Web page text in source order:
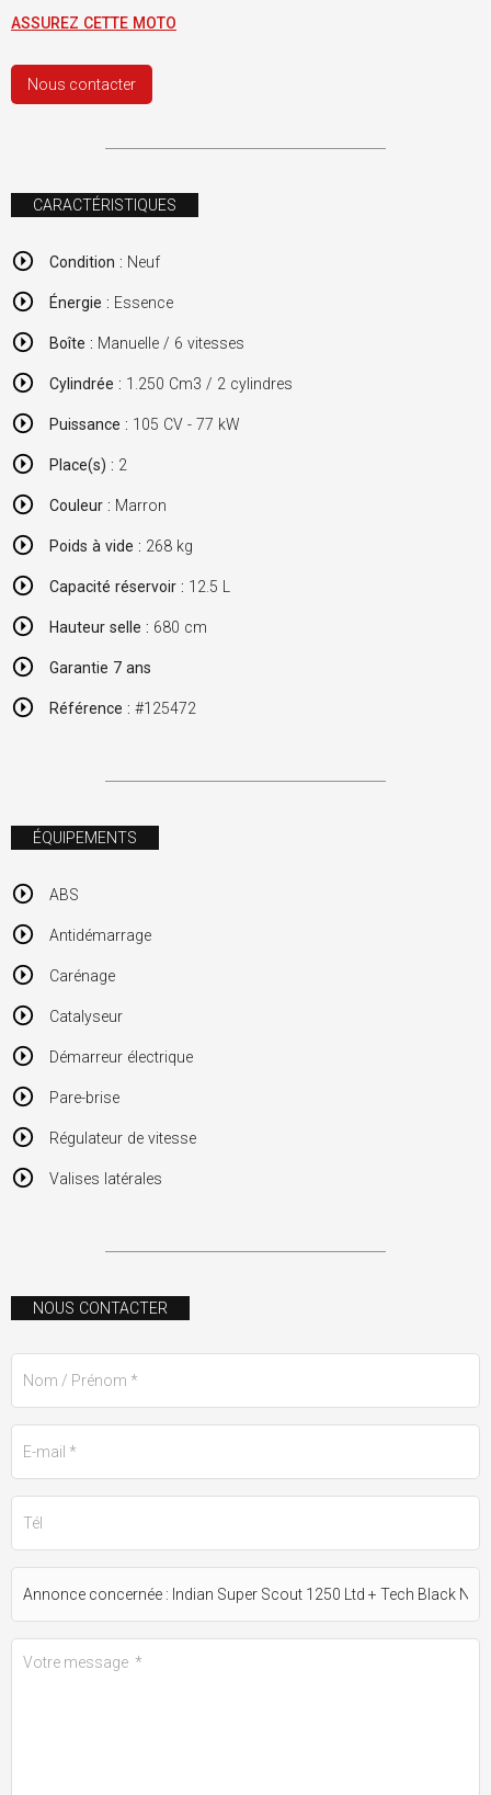
ASSUREZ CETTE MOTO
Nous contacter
CARACTÉRISTIQUES
Condition : Neuf
Énergie : Essence
Boîte : Manuelle / 6 vitesses
Cylindrée : 1.250 Cm3 / 2 cylindres
Puissance : 105 CV - 77 kW
Place(s) : 2
Couleur : Marron
Poids à vide : 268 kg
Capacité réservoir : 12.5 L
Hauteur selle : 680 cm
Garantie 7 ans
Référence : #125472
ÉQUIPEMENTS
ABS
Antidémarrage
Carénage
Catalyseur
Démarreur électrique
Pare-brise
Régulateur de vitesse
Valises latérales
NOUS CONTACTER